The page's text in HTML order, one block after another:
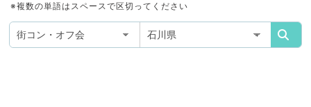
※複数の単語はスペースで区切ってください